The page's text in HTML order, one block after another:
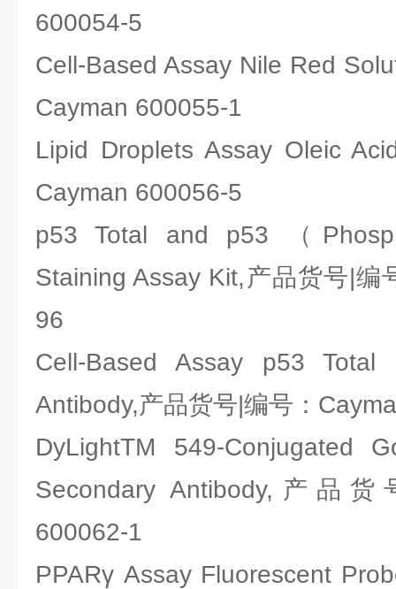
600054-5
Cell-Based Assay Nile Red
Cayman 600055-1
Lipid Droplets Assay Oleic
Cayman 600056-5
p53 Total and p53 （
Staining Assay Kit,产品货号|编
96
Cell-Based Assay p53 Total
Antibody,产品货号|编号：
DyLightTM 549-Conjugated
Secondary Antibody,产品
600062-1
PPARγ Assay Fluorescent